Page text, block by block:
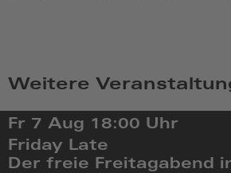
Weitere
Fr 7 Aug 18:00 Uhr
Friday Late
Der freie Freitagabend